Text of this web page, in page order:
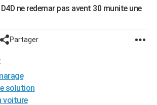
ne redemar pas avent 30 munite une
Partager
solution
voiture